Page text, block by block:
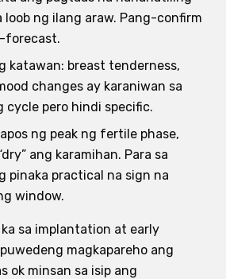
loob ng ilang araw. Pang-confirm
forecast.
katawan: breast tenderness,
changes ay karaniwan sa
cycle pero hindi specific.
ng peak ng fertile phase,
ang karamihan. Para sa
pinaka practical na sign na
window.
sa implantation at early
magkapareho ang
ok minsan sa isip ang